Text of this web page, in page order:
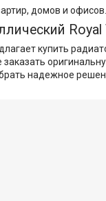
домов и офисов.
купить
надежное